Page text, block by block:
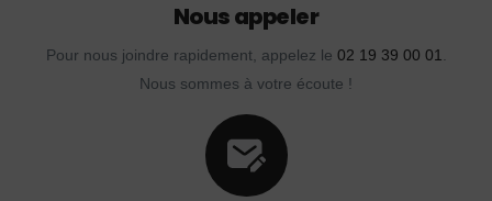
Nous appeler
Pour nous joindre rapidement, appelez le 02 19 39 00 01.
Nous sommes à votre écoute !